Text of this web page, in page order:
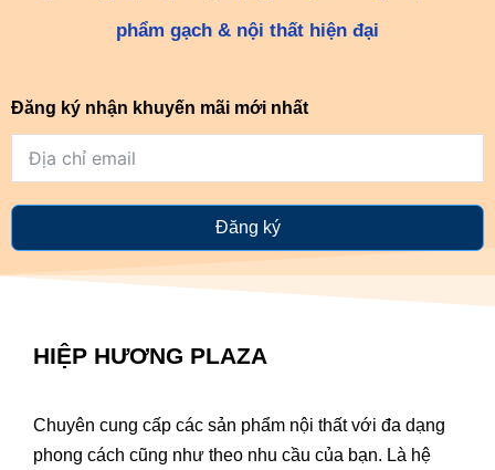
phẩm gạch & nội thất hiện đại
Đăng ký nhận khuyến mãi mới nhất
Đăng ký
HIỆP HƯƠNG PLAZA
Chuyên cung cấp các sản phẩm nội thất với đa dạng
phong cách cũng như theo nhu cầu của bạn. Là hệ